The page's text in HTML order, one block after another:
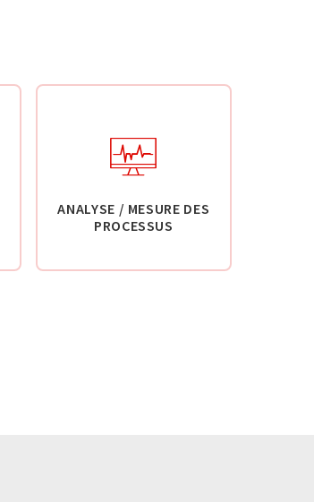
ANALYSE / MESURE DES
PROCESSUS